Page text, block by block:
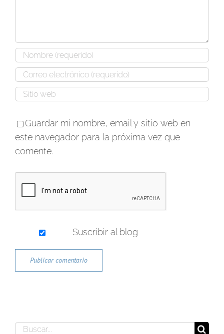
Guardar mi nombre, email y sitio web en
este navegador para la próxima vez que
comente.
Suscribir al blog
Buscar: